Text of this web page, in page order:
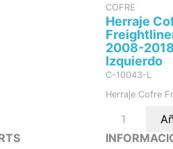
COFRE
Herraje
2008-
Izquierdo
C-10043-L
Herraje Cofre